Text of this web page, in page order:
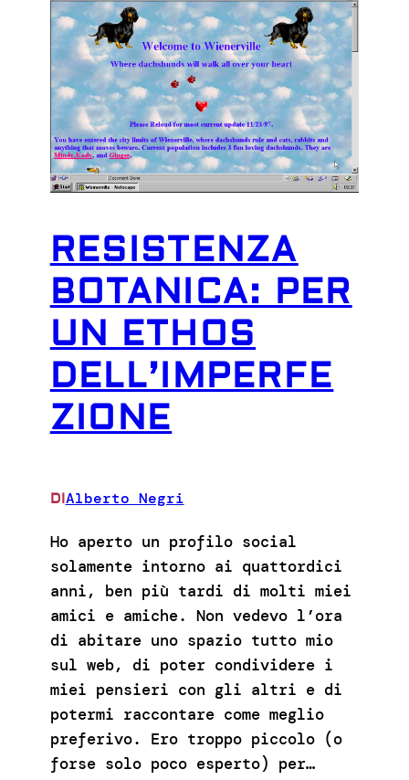
RESISTENZA
BOTANICA: PER
UN ETHOS
DELL’IMPERFE
ZIONE
DIAlberto Negri
Ho aperto un profilo social
solamente intorno ai quattordici
anni, ben più tardi di molti miei
amici e amiche. Non vedevo l’ora
di abitare uno spazio tutto mio
sul web, di poter condividere i
miei pensieri con gli altri e di
potermi raccontare come meglio
preferivo. Ero troppo piccolo (o
forse solo poco esperto) per…